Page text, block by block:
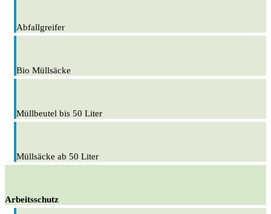
Abfallgreifer
Bio Müllsäcke
Müllbeutel bis 50 Liter
Müllsäcke ab 50 Liter
Arbeitsschutz